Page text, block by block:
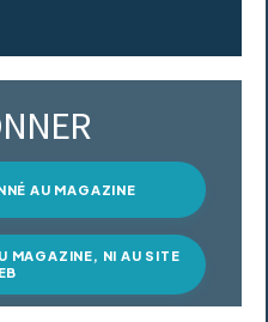
AU MAGAZINE
MAGAZINE, NI AU SITE